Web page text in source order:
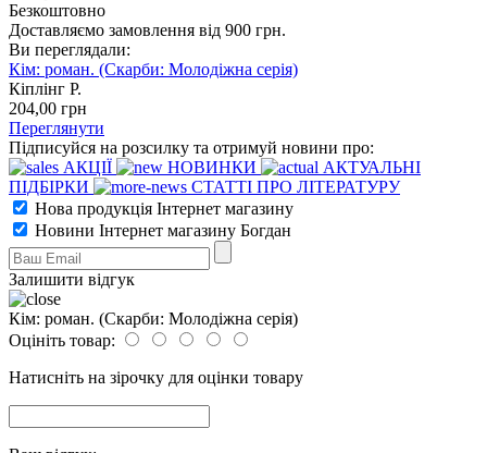
Безкоштовно
Доставляємо замовлення від 900 грн.
Ви переглядали:
Кім: роман. (Скарби: Молодіжна серія)
Кіплінг Р.
204,00 грн
Переглянути
Підписуйся на розсилку та отримуй новини про:
АКЦІЇ
НОВИНКИ
АКТУАЛЬНІ
ПІДБІРКИ
СТАТТІ ПРО ЛІТЕРАТУРУ
Нова продукція Інтернет магазину
Новини Інтернет магазину Богдан
Залишити відгук
Кім: роман. (Скарби: Молодіжна серія)
Оцініть товар:
Натисніть на зірочку для оцінки товару